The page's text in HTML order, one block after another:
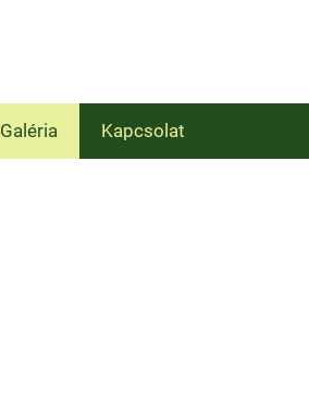
Galéria Kapcsolat